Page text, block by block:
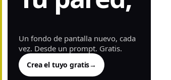
generada.
Un fondo de pantalla nuevo, cada
vez. Desde un prompt. Gratis.
Crea el tuyo gratis→